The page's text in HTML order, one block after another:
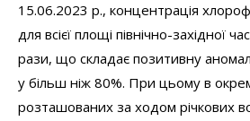
15.06.2023 р., концентрація
для всієї площі північно-західної
рази, що складає позитивну
у більш ніж 80%. При цьому в
розташованих за ходом річкових